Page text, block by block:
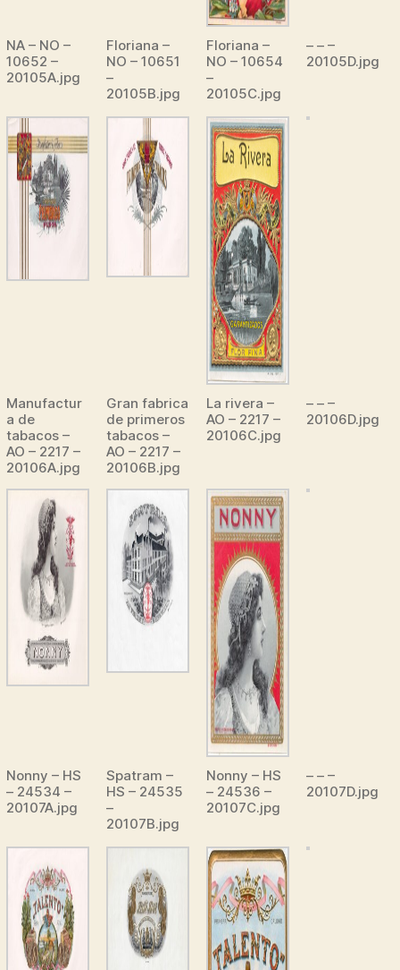
NA – NO –
10652 –
20105A.jpg
Floriana –
NO – 10651
–
20105B.jpg
Floriana –
NO – 10654
–
20105C.jpg
– – –
20105D.jpg
Manufactur
a de
tabacos –
AO – 2217 –
20106A.jpg
Gran fabrica
de primeros
tabacos –
AO – 2217 –
20106B.jpg
La rivera –
AO – 2217 –
20106C.jpg
– – –
20106D.jpg
Nonny – HS
– 24534 –
20107A.jpg
Spatram –
HS – 24535
–
20107B.jpg
Nonny – HS
– 24536 –
20107C.jpg
– – –
20107D.jpg